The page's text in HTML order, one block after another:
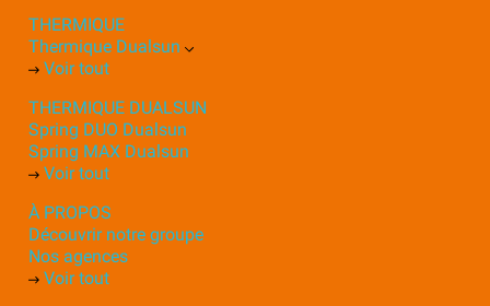
THERMIQUE
Thermique Dualsun
Voir tout
THERMIQUE DUALSUN
Spring DUO Dualsun
Spring MAX Dualsun
Voir tout
À PROPOS
Découvrir notre groupe
Nos agences
Voir tout